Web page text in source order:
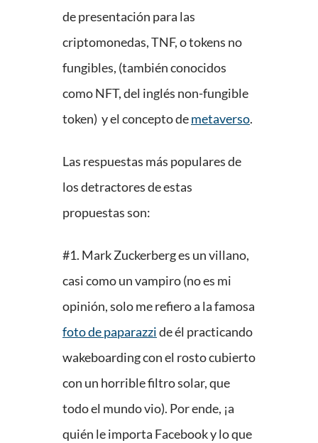
de presentación para las
criptomonedas, TNF, o tokens no
fungibles, (también conocidos
como NFT, del inglés non-fungible
token) y el concepto demetaverso.
Las respuestas más populares de
los detractores de estas
propuestas son:
#1. Mark Zuckerberg es un villano,
casi como un vampiro (no es mi
opinión, solo me refiero a la famosa
foto de paparazzide él practicando
wakeboarding con el rosto cubierto
con un horrible filtro solar, que
todo el mundo vio). Por ende, ¡a
quién le importa Facebook y lo que